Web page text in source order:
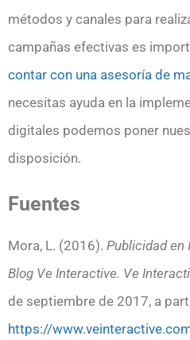
métodos y canales para
campañas efectivas es
contar con una asesoría de
necesitas ayuda en la
digitales podemos poner
disposición.
Fuentes
Mora, L. (2016). Publicidad en
Blog Ve Interactive. Ve
de septiembre de 2017, a
https://